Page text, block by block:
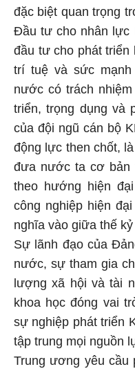
đặc biệt quan trọng
Đầu tư cho nhân lực
đầu tư cho phát triển
trí tuệ và sức
nước có trách
triển, trọng dụng và
của đội ngũ cán bộ
động lực then chốt,
đưa nước ta cơ bản
theo hướng hiện
công nghiệp hiện
nghĩa vào giữa thế kỷ
Sự lãnh đạo của
nước, sự tham gia
lượng xã hội và tài
khoa học đóng vai
sự nghiệp phát triển
tập trung mọi nguồn
Trung ương yêu cầu